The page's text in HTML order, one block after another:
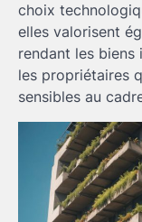
choix
elles valorisent
rendant les
les propriétaires
sensibles au